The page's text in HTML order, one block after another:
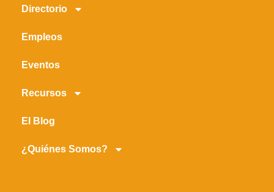
Directorio
Empleos
Eventos
Recursos
El Blog
¿Quiénes Somos?